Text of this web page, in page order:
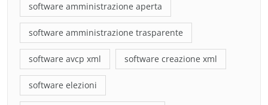
software amministrazione aperta
software amministrazione trasparente
software avcp xml software creazione xml
software elezioni